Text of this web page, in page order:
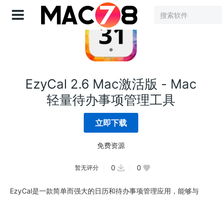
登录
EzyCal 2.6 Mac激活版 - Mac
轻量待办事项管理工具
立即下载
免费资源
暂无评分 0 0
EzyCal是一款简单而强大的日历和待办事项管理应用，能够与